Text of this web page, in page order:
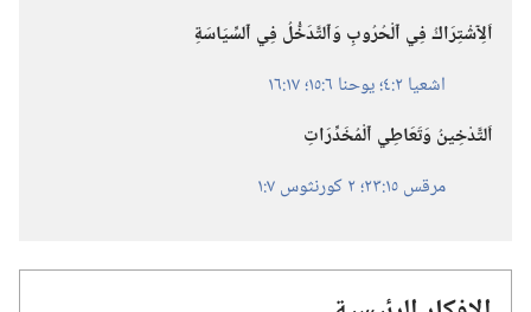
اَلِٱشْتِرَاكُ فِي ٱلْحُرُوبِ وَٱلتَّدَخُّلُ فِي ٱلسِّيَاسَةِ
اشعيا ٢:‏٤؛‏
يوحنا ٦:‏١٥؛‏
اَلتَّدْخِينُ وَتَعَاطِي ٱلْمُخَدِّرَاتِ
مرقس ١٥:‏٢٣؛‏